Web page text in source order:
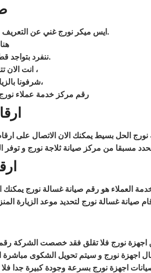
ايس ميكر نورج غني عن التعريف فائق الجودة دائما ما تبهرنا بموديلات فريدة و مختلفة التقنية عن مثيلاتها انها نورج.
ننفرد بتواجد قطع غيار ايس ميكر نورج تأكد تماما انت هنا في المكان الصحيح.
انت الان تتعامل مع خبراء من مركز صيانة نورج ايس ميكر في مصر ،
شرفونا بالزيارة او اتصلوا نصلكم لعمل الخدمة المنزلية و بصيانة الفورية،
رقم مركز خدمة عملاء
الحل بسيط يمكنك الان الاتصال على
مسبقا من مركز صيانة ثلاجة نورج و توفر
العملاء هو رقم صيانة غسالة نورج
صيانة غسالة نورج لتحديد موعد الزيارة
نورج فلا تقلق فقد خصصت الشركة
اجهزة نورج و سيتم تحويل الشكوى
اجهزة نورج بسرعة وجودة كبيرة